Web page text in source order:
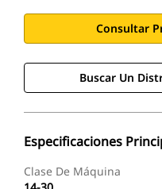
Consultar
Buscar Un
Especificaciones
Clase De Máquina